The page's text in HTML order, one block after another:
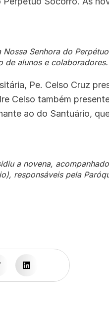
Senhora do
de alunos e colaboradores.
Pe. Celso Cruz
Celso também
ao do Santuário,
a novena,
responsáveis pela